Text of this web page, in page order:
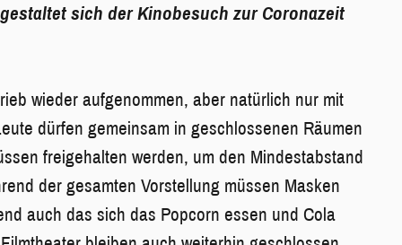
sich der Kinobesuch zur Coronazeit
wieder aufgenommen, aber natürlich nur mit
dürfen gemeinsam in geschlossenen Räumen
freigehalten werden, um den Mindestabstand
der gesamten Vorstellung müssen Masken
auch das sich das Popcorn essen und Cola